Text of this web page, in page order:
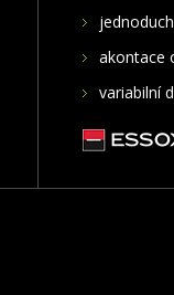
akontace
variabilní